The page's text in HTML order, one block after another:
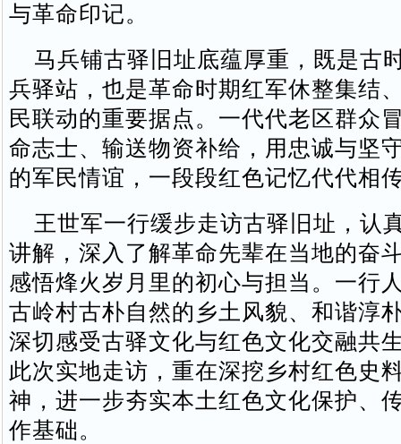
与革命印记。
马兵铺古驿旧址底蕴厚重，既是古
兵驿站，也是革命时期红军休整集结
民联动的重要据点。一代代老区群众
命志士、输送物资补给，用忠诚与坚
的军民情谊，一段段红色记忆代代相
王世军一行缓步走访古驿旧址，认
讲解，深入了解革命先辈在当地的奋
感悟烽火岁月里的初心与担当。一行
古岭村古朴自然的乡土风貌、和谐淳
深切感受古驿文化与红色文化交融共
此次实地走访，重在深挖乡村红色史
神，进一步夯实本土红色文化保护、
作基础。